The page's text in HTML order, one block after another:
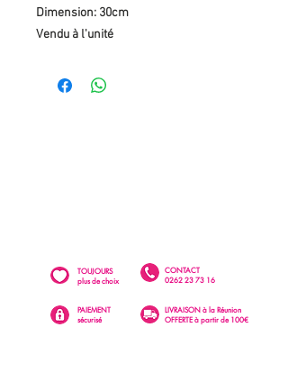
Dimension: 30cm
Vendu à l'unité
CONTACT
0262 23 73 16
TOUJOURS
plus de choix
PAIEMENT
sécurisé
LIVRAISON à la Réunion
OFFERTE à partir de 100€